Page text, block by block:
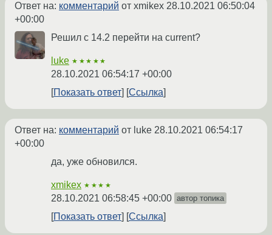
Ответ на: комментарий от xmikex 28.10.2021 06:50:04
+00:00
Решил с 14.2 перейти на current?
luke ★★★★★
28.10.2021 06:54:17 +00:00
Показать ответ
Ссылка
Ответ на: комментарий от luke 28.10.2021 06:54:17
+00:00
да, уже обновился.
xmikex ★★★★
28.10.2021 06:58:45 +00:00 автор топика
Показать ответ Ссылка